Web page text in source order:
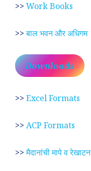
>> Work Books
>>बाल भवन और अधिगम
Downloads
>> Excel Formats
>> ACP Formats
>>मैदानांची मापे व रेखाटन